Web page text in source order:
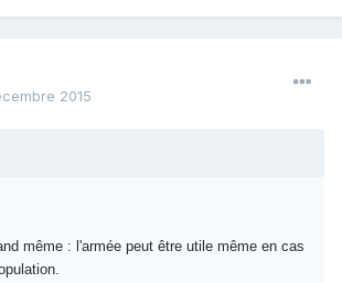
2015
même : l'armée peut être utile même en cas